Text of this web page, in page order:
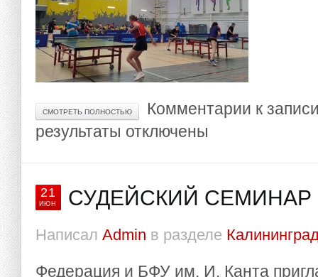
СМОТРЕТЬ ПОЛНОСТЬЮ Комментарии к
результаты отключены
21
ИЮН СУДЕЙСКИЙ
Написал Admin в разделе
Федерация и БФУ им. И. Канта